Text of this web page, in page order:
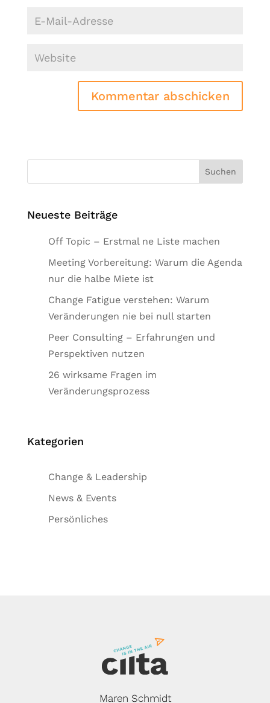
Kommentar abschicken
Neueste Beiträge
Off Topic – Erstmal ne Liste machen
Meeting Vorbereitung: Warum die Agenda
nur die halbe Miete ist
Change Fatigue verstehen: Warum
Veränderungen nie bei null starten
Peer Consulting – Erfahrungen und
Perspektiven nutzen
26 wirksame Fragen im
Veränderungsprozess
Kategorien
Change & Leadership
News & Events
Persönliches
Maren Schmidt